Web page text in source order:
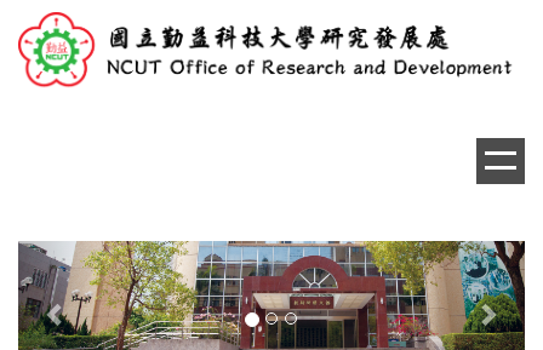
到
主
Previous Next